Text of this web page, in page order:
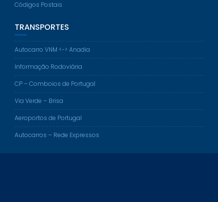
Códigos Postais
TRANSPORTES
Autocarro VNM <-> Anadia
Informação Rodoviária
CP – Comboios de Portugal
Via Verde – Brisa
Aeroportos de Portugal
Autocarros – Rede Expressos